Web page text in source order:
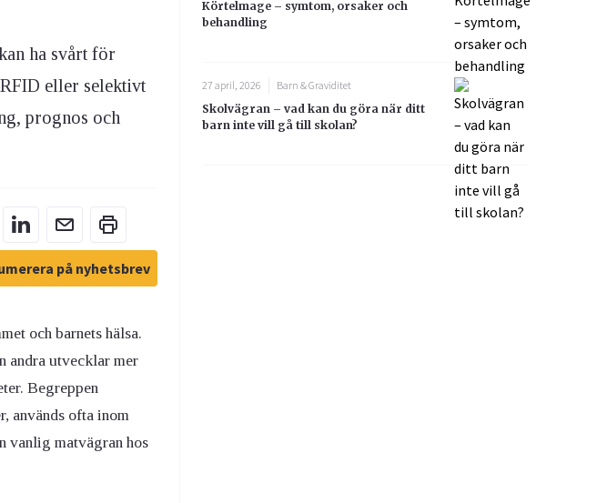
ha svårt för
eller selektivt
prognos och
på nyhetsbrev
och barnets hälsa.
andra utvecklar mer
Begreppen
används ofta inom
vanlig matvägran hos
Körtelmage – symtom, orsaker och
behandling
27 april, 2026
Barn & Graviditet
Skolvägran – vad kan du göra när ditt
barn inte vill gå till skolan?